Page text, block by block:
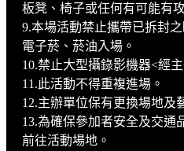
板凳、椅子或任何有可能有
9.本場活動禁止攜帶已拆封
電子菸、菸油入場。
10.禁止大型攝錄影機器<經
11.此活動不得重複進場。
12.主辦單位保有更換場地及
13.為確保參加者安全及交通
前往活動場地。